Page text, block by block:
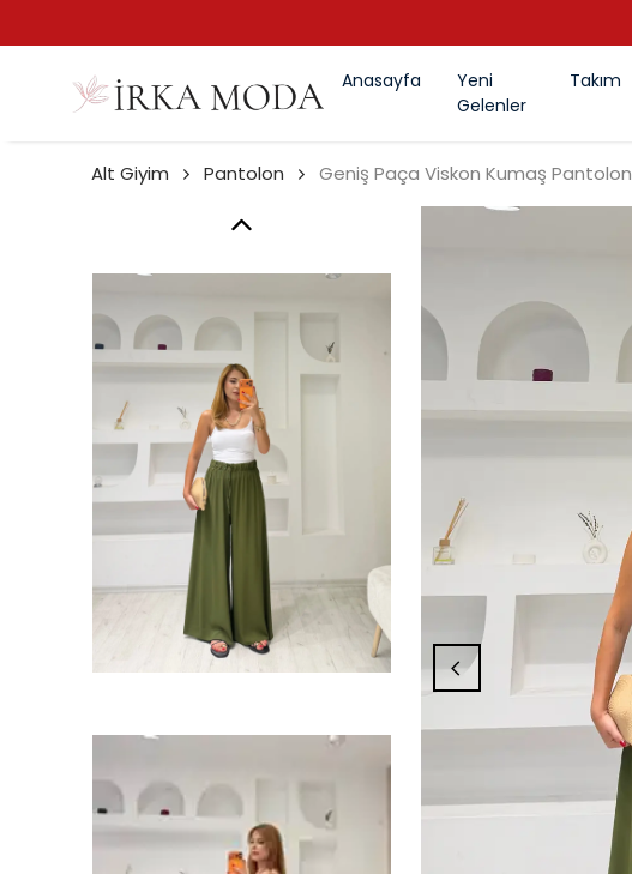
Anasayfa
Yeni
Gelenler
Takım
Alt Giyim Pantolon Geniş Paça Viskon Kumaş Pantolon